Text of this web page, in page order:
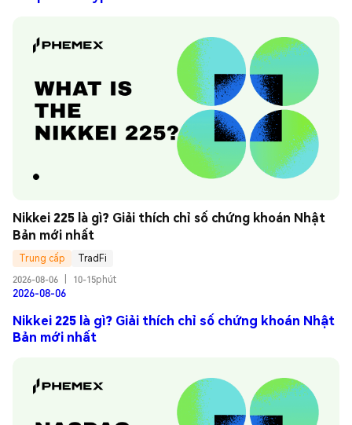
Nikkei 225 là gì? Giải thích chỉ số chứng khoán Nhật
Bản mới nhất
Trung cấp
TradFi
2026-08-06
10-15phút
2026-08-06
Nikkei 225 là gì? Giải thích chỉ số chứng khoán Nhật
Bản mới nhất